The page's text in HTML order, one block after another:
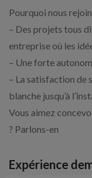
Pourquoi nous
– Des projets tous
entreprise où les
– Une forte
– La satisfaction de
blanche jusqu’à
Vous aimez
? Parlons-en
Expérience